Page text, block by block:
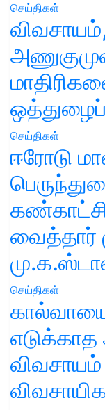
செய்திகள்
விவசாயம்,
செய்திகள்
ஈரோடு
வைத்தார்
செய்திகள்
எடுக்காத
விவசாயம்